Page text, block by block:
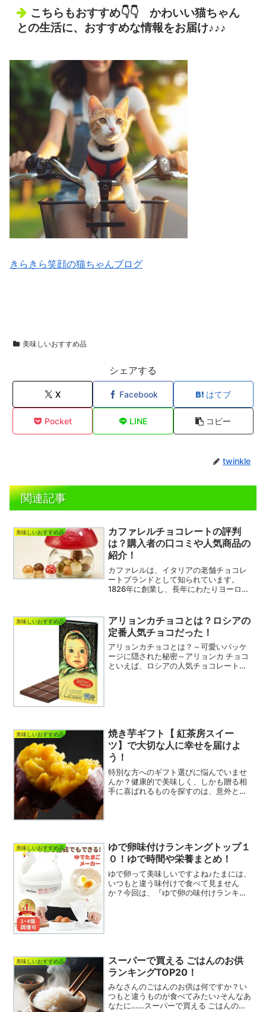
こちらもおすすめ👇👇 かわいい猫ちゃん
との生活に、おすすめな情報をお届け♪♪♪
きらきら笑顔の猫ちゃんブログ
美味しいおすすめ品
シェアする
X Facebook はてブ
Pocket LINE コピー
twinkle
関連記事
美味しいおすすめ品
カファレルチョコレートの評判
は？購入者の口コミや人気商品の
紹介！
カファレルは、イタリアの老舗チョコレ
ートブランドとして知られています。
1826年に創業し、長年にわたりヨーロッ
気になるところですが、多くの人々に高
く評価されています。カフ...
美味しいおすすめ品
アリョンカチョコとは？ロシアの
定番人気チョコだった！
アリョンカチョコとは？～可愛いパッケ
ージに隠された秘密～アリョンカ チョコ
といえば、ロシアの人気チョコレートブ
美味しいおすすめ品
焼き芋ギフト【 紅茶房スイー
ツ】で大切な人に幸せを届けよ
う！
特別な方へのギフト選びに悩んでいませ
んか？健康的で美味しく、しかも贈る相
手に喜ばれるものを探すのは、意外と難
美味しいおすすめ品
ゆで卵味付けランキングトップ１
０！ゆで時間や栄養まとめ！
ゆで卵って美味しいですよね♪たまには、
いつもと違う味付けで食べて見ません
か？今回は、『ゆで卵の味付けランキン
美味しいおすすめ品
スーパーで買える ごはんのお供
ランキングTOP20！
みなさんのごはんのお供は何ですか？い
つもと違うものが食べてみたい♪そんなあ
なたに……スーパーで買える ごはんのお